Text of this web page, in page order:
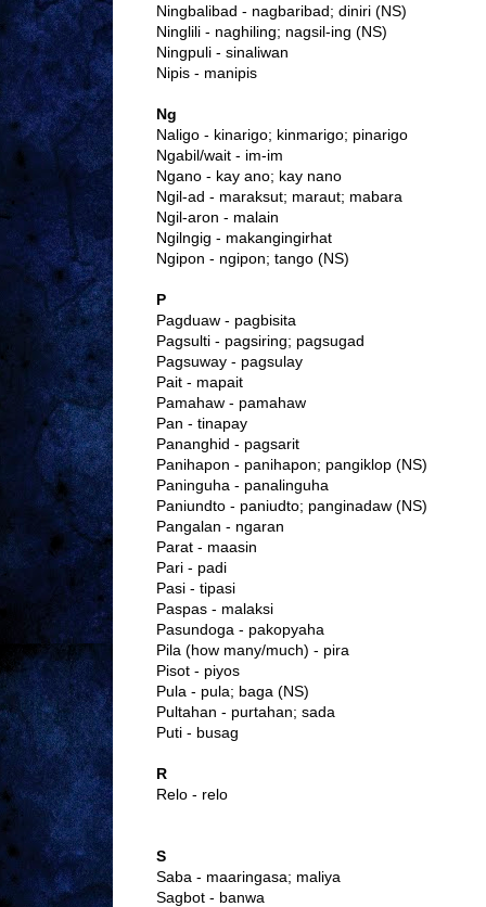
Ningbalibad - nagbaribad; diniri (NS)
Ninglili - naghiling; nagsil-ing (NS)
Ningpuli - sinaliwan
Nipis - manipis
Ng
Naligo - kinarigo; kinmarigo; pinarigo
Ngabil/wait - im-im
Ngano - kay ano; kay nano
Ngil-ad - maraksut; maraut; mabara
Ngil-aron - malain
Ngilngig - makangingirhat
Ngipon - ngipon; tango (NS)
P
Pagduaw - pagbisita
Pagsulti - pagsiring; pagsugad
Pagsuway - pagsulay
Pait - mapait
Pamahaw - pamahaw
Pan - tinapay
Pananghid - pagsarit
Panihapon - panihapon; pangiklop (NS)
Paninguha - panalinguha
Paniundto - paniudto; panginadaw (NS)
Pangalan - ngaran
Parat - maasin
Pari - padi
Pasi - tipasi
Paspas - malaksi
Pasundoga - pakopyaha
Pila (how many/much) - pira
Pisot - piyos
Pula - pula; baga (NS)
Pultahan - purtahan; sada
Puti - busag
R
Relo - relo
S
Saba - maaringasa; maliya
Sagbot - banwa